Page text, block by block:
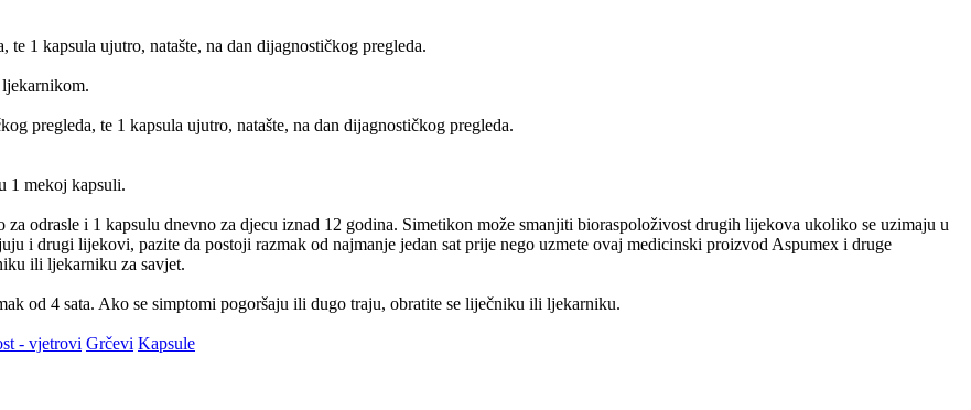
1 kapsula ujutro, natašte, na dan dijagnostičkog pregleda.
pregleda, te 1 kapsula ujutro, natašte, na dan dijagnostičkog pregleda.
1 mekoj kapsuli.
odrasle i 1 kapsulu dnevno za djecu iznad 12 godina. Simetikon može smanjiti bioraspoloživost drugih lijekova ukoliko se uzimaju u
i drugi lijekovi, pazite da postoji razmak od najmanje jedan sat prije nego uzmete ovaj medicinski proizvod Aspumex i druge
ili ljekarniku za savjet.
od 4 sata. Ako se simptomi pogoršaju ili dugo traju, obratite se liječniku ili ljekarniku.
- vjetrovi Grčevi Kapsule